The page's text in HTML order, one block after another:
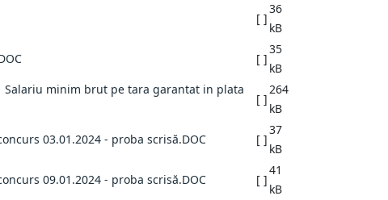
[ ]
36
kB
[ ]
35
kB
Salariu minim brut pe tara garantat in plata
[ ]
264
kB
03.01.2024 - proba scrisă.DOC
[ ]
37
kB
09.01.2024 - proba scrisă.DOC
[ ]
41
kB